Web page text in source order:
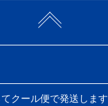
クール便で発送します